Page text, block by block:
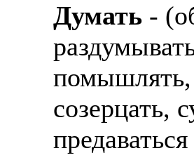
Думать -
помышлять,
созерцать,